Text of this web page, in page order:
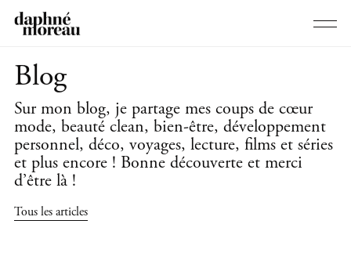
Blog
Sur mon blog, je partage mes coups de cœur
mode, beauté clean, bien-être, développement
personnel, déco, voyages, lecture, films et séries
et plus encore ! Bonne découverte et merci
d’être là !
Tous les articles